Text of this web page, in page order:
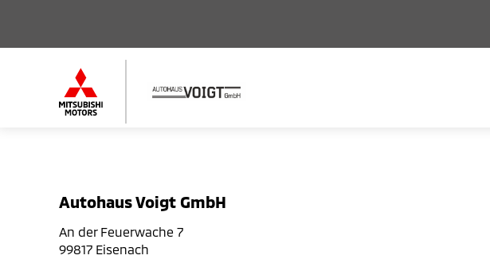
Autohaus Voigt GmbH
An der Feuerwache 7
99817 Eisenach